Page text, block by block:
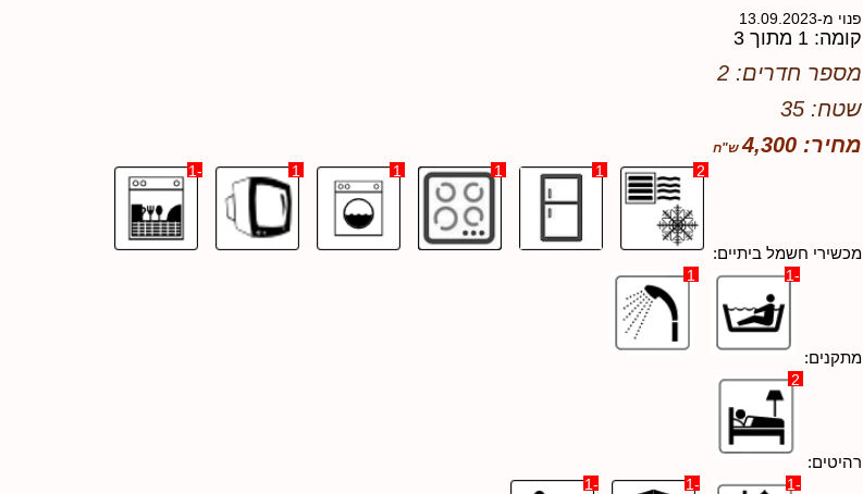
פנוי מ-13.09.2023
קומה: 1 מתוך 3
מספר חדרים: 2
שטח: 35
מחיר: 4,300
מכשירי חשמל ביתיים:
2
1
1
1
1
-1
מתקנים:
-1
1
רהיטים:
2
-1
-1
-1